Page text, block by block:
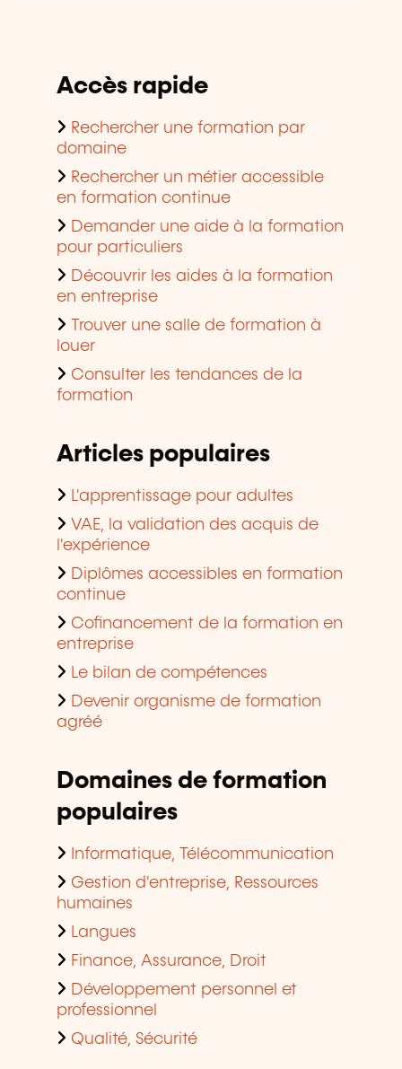
Accès rapide
Rechercher une formation par
domaine
Rechercher un métier accessible
en formation continue
Demander une aide à la formation
pour particuliers
Découvrir les aides à la formation
en entreprise
Trouver une salle de formation à
louer
Consulter les tendances de la
formation
Articles populaires
L'apprentissage pour adultes
VAE, la validation des acquis de
l'expérience
Diplômes accessibles en formation
continue
Cofinancement de la formation en
entreprise
Le bilan de compétences
Devenir organisme de formation
agréé
Domaines de formation
populaires
Informatique, Télécommunication
Gestion d'entreprise, Ressources
humaines
Langues
Finance, Assurance, Droit
Développement personnel et
professionnel
Qualité, Sécurité